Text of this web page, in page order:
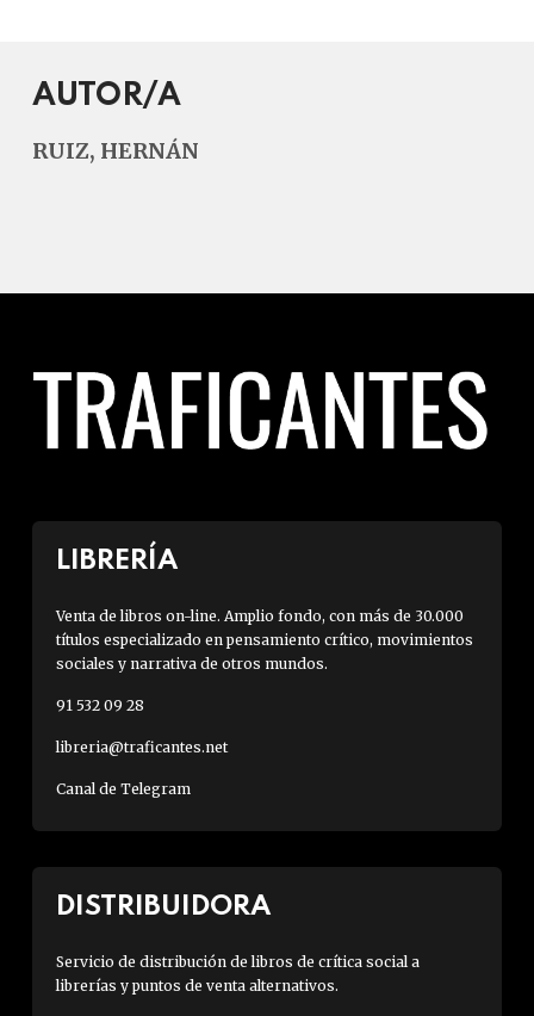
AUTOR/A
RUIZ, HERNÁN
LIBRERÍA
Venta de libros on-line. Amplio fondo, con más de 30.000
títulos especializado en pensamiento crítico, movimientos
sociales y narrativa de otros mundos.
91 532 09 28
libreria@traficantes.net
Canal de Telegram
DISTRIBUIDORA
Servicio de distribución de libros de crítica social a
librerías y puntos de venta alternativos.